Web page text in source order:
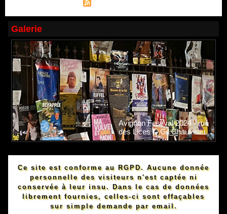
Galerie
Avignon Festival 2024 - rue
des Lices © Gil Chauveau.
Ce site est conforme au RGPD. Aucune donnée
personnelle des visiteurs n'est captée ni
conservée à leur insu. Dans le cas de données
librement fournies, celles-ci sont effaçables
sur simple demande par email.